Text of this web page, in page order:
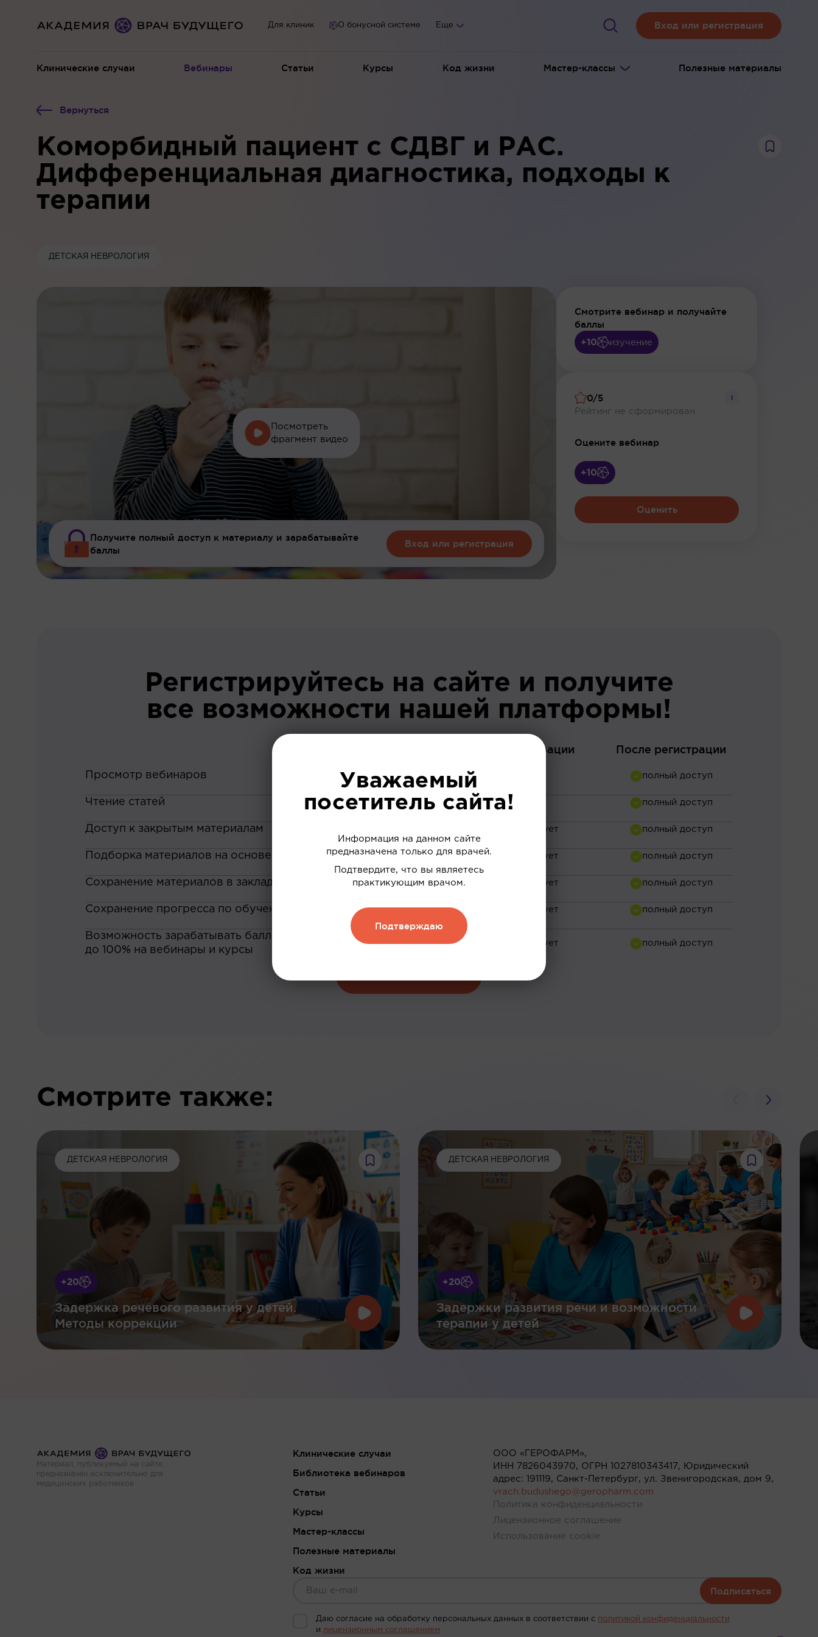
Вход или регистрация
Клинические случаи Вебинары Статьи Курсы Код жизни Мастер-классы Полезные материалы
Для клиник О бонусной системе Еще
Вернуться
Коморбидный пациент с СДВГ и РАС.
Дифференциальная диагностика, подходы к
терапии
ДЕТСКАЯ НЕВРОЛОГИЯ
Посмотреть
фрагмент видео
Получите полный доступ к материалу и зарабатывайте
баллы
Вход или регистрация
Смотрите вебинар и получайте
баллы
+10 изучение
0/5
Рейтинг не сформирован
i
Оцените вебинар
+10
Оценить
Регистрируйтесь на сайте и получите
все возможности нашей платформы!
До регистрации После регистрации
Просмотр вебинаров
Чтение статей
Доступ к закрытым материалам
Подборка материалов на основе ваших интересов
Сохранение материалов в закладки
Сохранение прогресса по обучению
Возможность зарабатывать баллы и обменивать их на скидку
до 100% на вебинары и курсы
Смотрите также:
ДЕТСКАЯ НЕВРОЛОГИЯ
+20
Задержка речевого развития у детей.
Методы коррекции
ДЕТСКАЯ НЕВРОЛОГИЯ
+20
Задержки развития речи и возможности
терапии у детей
Материал, публикуемый на сайте,
предназначен исключительно для
медицинских работников
Клинические случаи
Библиотека вебинаров
Статьи
Курсы
Мастер-классы
Полезные материалы
Код жизни
ООО «ГЕРОФАРМ»,
ИНН 7826043970, ОГРН 1027810343417, Юридический
адрес: 191119, Санкт-Петербург, ул. Звенигородская, дом 9,
vrach.budushego@geropharm.com
Политика конфиденциальности
Лицензионное соглашение
Использование cookie
Подписаться
Даю согласие на обработку персональных данных в соответствии c политикой конфиденциальности
илицензионным соглашением
Уважаемый
посетитель сайта!
Информация на данном сайте
предназначена только для врачей.
Подтвердите, что вы являетесь
практикующим врачом.
Подтверждаю